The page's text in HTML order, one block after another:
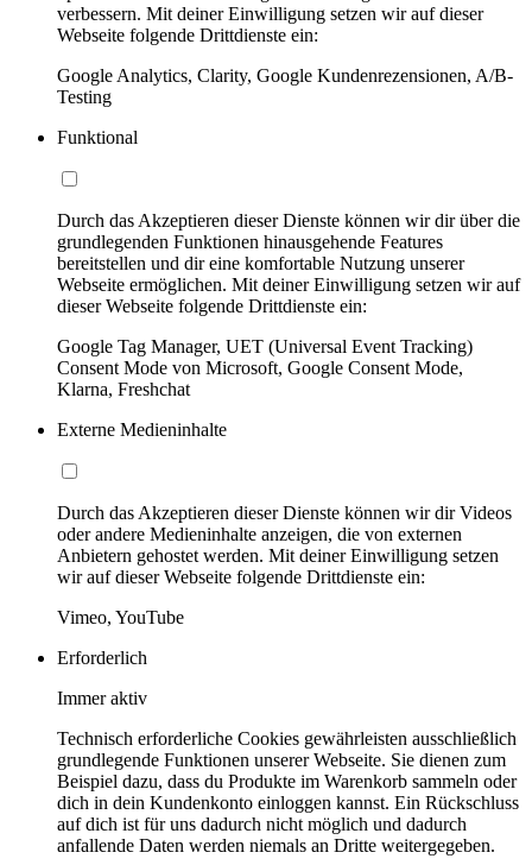
verbessern. Mit deiner Einwilligung setzen wir auf dieser
Webseite folgende Drittdienste ein:
Google Analytics, Clarity, Google Kundenrezensionen, A/B-
Testing
Funktional
Durch das Akzeptieren dieser Dienste können wir dir über die
grundlegenden Funktionen hinausgehende Features
bereitstellen und dir eine komfortable Nutzung unserer
Webseite ermöglichen. Mit deiner Einwilligung setzen wir auf
dieser Webseite folgende Drittdienste ein:
Google Tag Manager, UET (Universal Event Tracking)
Consent Mode von Microsoft, Google Consent Mode,
Klarna, Freshchat
Externe Medieninhalte
Durch das Akzeptieren dieser Dienste können wir dir Videos
oder andere Medieninhalte anzeigen, die von externen
Anbietern gehostet werden. Mit deiner Einwilligung setzen
wir auf dieser Webseite folgende Drittdienste ein:
Vimeo, YouTube
Erforderlich
Immer aktiv
Technisch erforderliche Cookies gewährleisten ausschließlich
grundlegende Funktionen unserer Webseite. Sie dienen zum
Beispiel dazu, dass du Produkte im Warenkorb sammeln oder
dich in dein Kundenkonto einloggen kannst. Ein Rückschluss
auf dich ist für uns dadurch nicht möglich und dadurch
anfallende Daten werden niemals an Dritte weitergegeben.